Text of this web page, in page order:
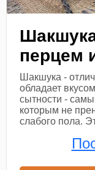
перцем
Шакшука -
обладает
сытности -
которым не
слабого пола.